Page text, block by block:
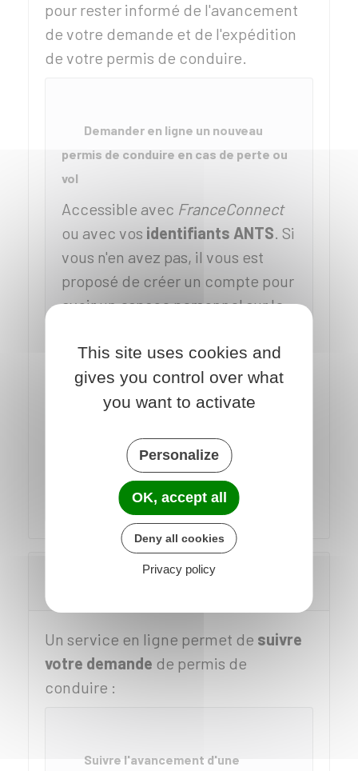
pour rester informé de l'avancement
de votre demande et de l'expédition
de votre permis de conduire.
Demander en ligne un nouveau
permis de conduire en cas de perte ou
vol
Accessible avec FranceConnect
ou avec vos identifiants ANTS. Si
vous n'en avez pas, il vous est
proposé de créer un compte pour
avoir un espace personnel sur le
Accéder au service en ligne
Agence nationale des titres sécurisés
(ANTS)
Suivre l'avancement de votre demande
Un service en ligne permet de suivre
votre demande de permis de
conduire :
Suivre l'avancement d'une
This site uses cookies and
gives you control over what
you want to activate
Personalize
OK, accept all
Deny all cookies
Privacy policy